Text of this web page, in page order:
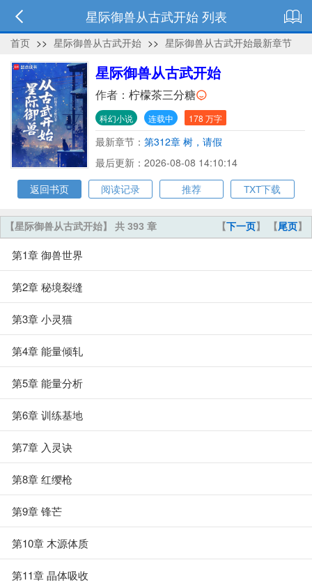
星际御兽从古武开始 列表
首页 >> 星际御兽从古武开始 >> 星际御兽从古武开始最新章节
星际御兽从古武开始
作者： 柠檬茶三分糖
科幻小说 连载中 178 万字
最新章节： 第312章 树，请假
最后更新：2026-08-08 14:10:14
返回书页
阅读记录 推荐 TXT下载
【下一页】 【尾页】
【星际御兽从古武开始】 共 393 章
第1章 御兽世界
第2章 秘境裂缝
第3章 小灵猫
第4章 能量倾轧
第5章 能量分析
第6章 训练基地
第7章 入灵诀
第8章 红缨枪
第9章 锋芒
第10章 木源体质
第11章 晶体吸收